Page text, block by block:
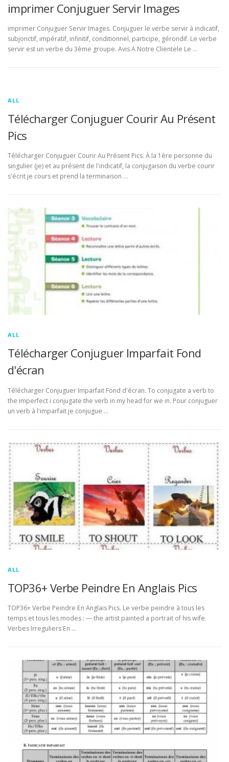
imprimer Conjuguer Servir Images
imprimer Conjuguer Servir Images. Conjuguer le verbe servir à indicatif,
subjonctif, impératif, infinitif, conditionnel, participe, gérondif. Le verbe
servir est un verbe du 3ème groupe. Avis A Notre Clientele Le …
ALL
Télécharger Conjuguer Courir Au Présent
Pics
Télécharger Conjuguer Courir Au Présent Pics. À la 1ère personne du
singulier (je) et au présent de l'indicatif, la conjugaison du verbe courir
s'écrit je cours et prend la terminaison …
ALL
Télécharger Conjuguer Imparfait Fond
d'écran
Télécharger Conjuguer Imparfait Fond d'écran. To conjugate a verb to
the imperfect i conjugate the verb in my head for we in. Pour conjuguer
un verb à l'imparfait je conjugue …
ALL
TOP36+ Verbe Peindre En Anglais Pics
TOP36+ Verbe Peindre En Anglais Pics. Le verbe peindre à tous les
temps et tous les modes : — the artist painted a portrait of his wife.
Verbes Irreguliers En …